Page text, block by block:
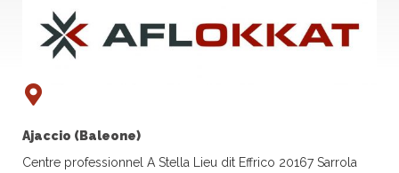
Ajaccio (Baleone)
Centre professionnel A Stella Lieu dit Effrico 20167 Sarrola